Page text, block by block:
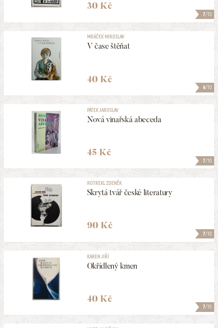
7/10
30 Kč
6/10
MRÁČEK MIROSLAV
V čase štěňat
40 Kč
7/10
PÁTEK JAROSLAV
Nová vinařská abeceda
45 Kč
7/10
ROTREKL ZDENĚK
Skrytá tvář české literatury
90 Kč
7/10
KAREN JIŘÍ
Okřídlený kmen
40 Kč